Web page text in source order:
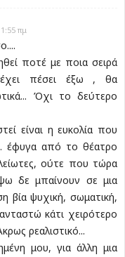
πμ
ποτέ με ποια σειρά
πέσει έξω , θα
Όχι το δεύτερο
είναι η ευκολία που
έφυγα από το θέατρο
ούτε που τώρα
δε μπαίνουν σε μια
βία ψυχική, σωματική,
κάτι χειρότερο
ρεαλιστικό...
μου, για άλλη μια